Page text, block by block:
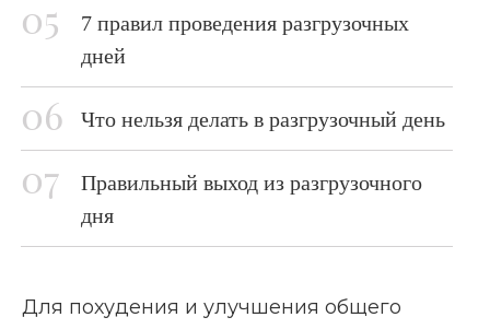
7 правил проведения разгрузочных
дней
Что нельзя делать в разгрузочный день
Правильный выход из разгрузочного
дня
Для похудения и улучшения общего